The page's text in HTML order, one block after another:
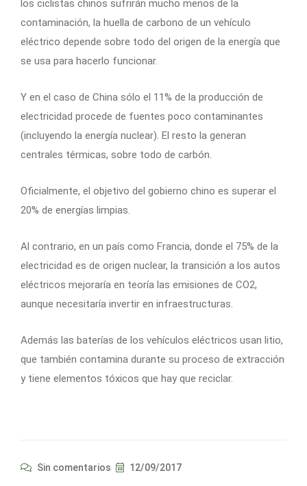
los ciclistas chinos sufrirán mucho menos de la
contaminación, la huella de carbono de un vehículo
eléctrico depende sobre todo del origen de la energía que
se usa para hacerlo funcionar.
Y en el caso de China sólo el 11% de la producción de
electricidad procede de fuentes poco contaminantes
(incluyendo la energía nuclear). El resto la generan
centrales térmicas, sobre todo de carbón.
Oficialmente, el objetivo del gobierno chino es superar el
20% de energías limpias.
Al contrario, en un país como Francia, donde el 75% de la
electricidad es de origen nuclear, la transición a los autos
eléctricos mejoraría en teoría las emisiones de CO2,
aunque necesitaría invertir en infraestructuras.
Además las baterías de los vehículos eléctricos usan litio,
que también contamina durante su proceso de extracción
y tiene elementos tóxicos que hay que reciclar.
Sin comentarios 12/09/2017